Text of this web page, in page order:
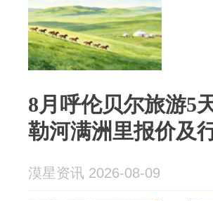
8月呼伦贝尔旅游5
勒河满洲里报价及
漠星资讯 2026-08-09